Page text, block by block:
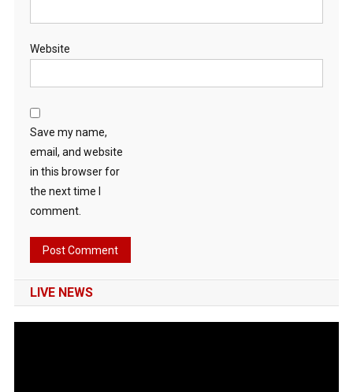
Website
Save my name,
email, and website
in this browser for
the next time I
comment.
LIVE NEWS